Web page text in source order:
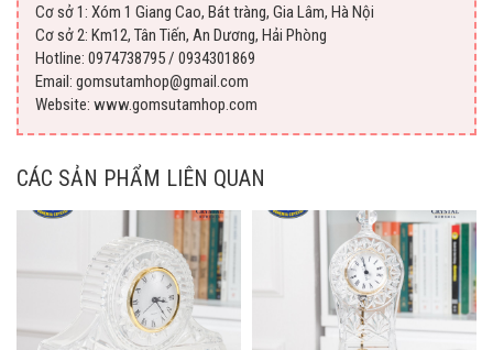
Cơ sở 1: Xóm 1 Giang Cao, Bát tràng, Gia Lâm, Hà Nội
Cơ sở 2: Km12, Tân Tiến, An Dương, Hải Phòng
Hotline: 0974738795 / 0934301869
Email: gomsutamhop@gmail.com
Website: www.gomsutamhop.com
CÁC SẢN PHẨM LIÊN QUAN